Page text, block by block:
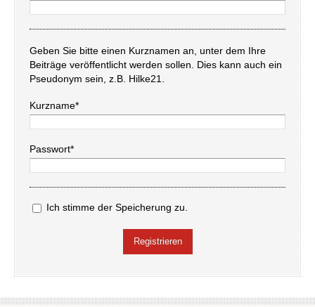
Geben Sie bitte einen Kurznamen an, unter dem Ihre
Beiträge veröffentlicht werden sollen. Dies kann auch ein
Pseudonym sein, z.B. Hilke21.
Kurzname*
Passwort*
Ich stimme der Speicherung zu.